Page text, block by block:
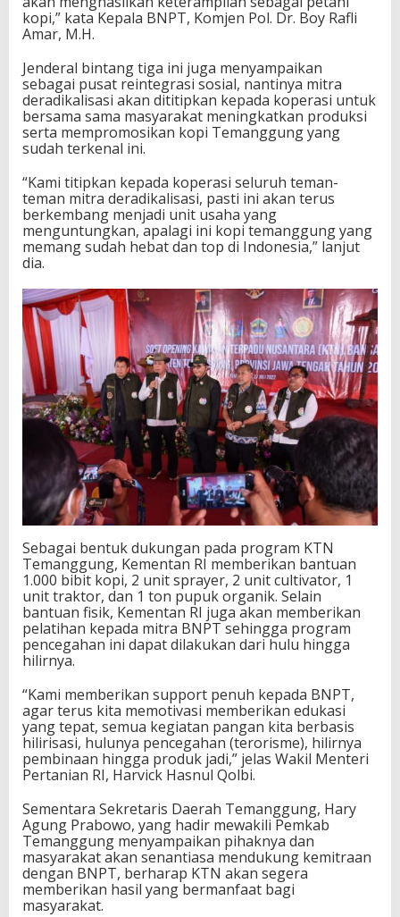
kopi,” kata Kepala BNPT, Komjen Pol. Dr. Boy Rafli
Amar, M.H.
Jenderal bintang tiga ini juga menyampaikan
sebagai pusat reintegrasi sosial, nantinya mitra
deradikalisasi akan dititipkan kepada koperasi untuk
bersama sama masyarakat meningkatkan produksi
serta mempromosikan kopi Temanggung yang
sudah terkenal ini.
“Kami titipkan kepada koperasi seluruh teman-
teman mitra deradikalisasi, pasti ini akan terus
berkembang menjadi unit usaha yang
menguntungkan, apalagi ini kopi temanggung yang
memang sudah hebat dan top di Indonesia,” lanjut
dia.
Sebagai bentuk dukungan pada program KTN
Temanggung, Kementan RI memberikan bantuan
1.000 bibit kopi, 2 unit sprayer, 2 unit cultivator, 1
unit traktor, dan 1 ton pupuk organik. Selain
bantuan fisik, Kementan RI juga akan memberikan
pelatihan kepada mitra BNPT sehingga program
pencegahan ini dapat dilakukan dari hulu hingga
hilirnya.
“Kami memberikan support penuh kepada BNPT,
agar terus kita memotivasi memberikan edukasi
yang tepat, semua kegiatan pangan kita berbasis
hilirisasi, hulunya pencegahan (terorisme), hilirnya
pembinaan hingga produk jadi,” jelas Wakil Menteri
Pertanian RI, Harvick Hasnul Qolbi.
Sementara Sekretaris Daerah Temanggung, Hary
Agung Prabowo, yang hadir mewakili Pemkab
Temanggung menyampaikan pihaknya dan
masyarakat akan senantiasa mendukung kemitraan
dengan BNPT, berharap KTN akan segera
memberikan hasil yang bermanfaat bagi
masyarakat.